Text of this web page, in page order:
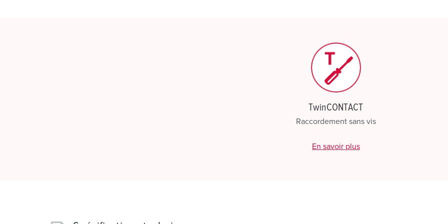
TwinCONTACT
Raccordement sans vis
En savoir plus